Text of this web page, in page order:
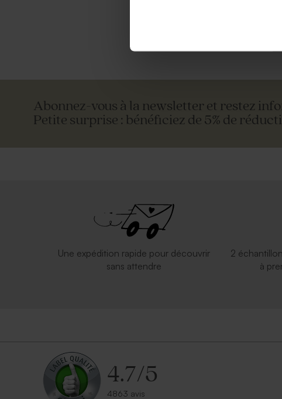
Abonnez-vous à la newsletter et restez
Petite surprise : bénéficiez de 5% de
Une expédition rapide pour découvrir
sans attendre
2
à
4.7/5
4863 avis